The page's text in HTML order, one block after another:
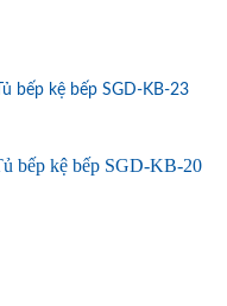
Tủ bếp kệ bếp SGD-KB-23